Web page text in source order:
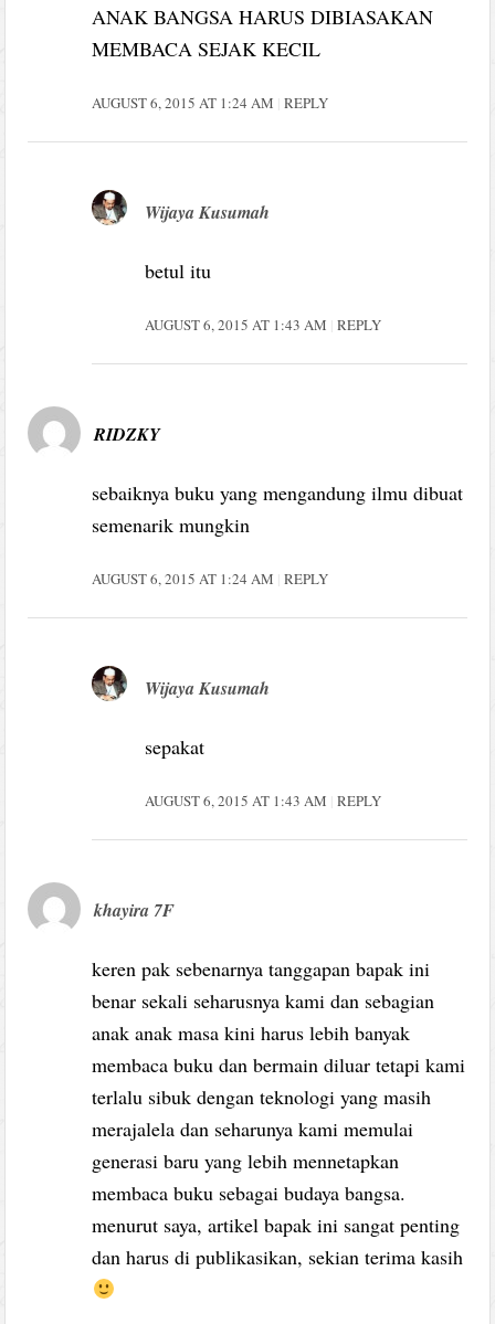
ANAK BANGSA HARUS DIBIASAKAN
MEMBACA SEJAK KECIL
AUGUST 6, 2015 AT 1:24 AM REPLY
Wijaya Kusumah
betul itu
AUGUST 6, 2015 AT 1:43 AM REPLY
RIDZKY
sebaiknya buku yang mengandung ilmu dibuat
semenarik mungkin
AUGUST 6, 2015 AT 1:24 AM REPLY
Wijaya Kusumah
sepakat
AUGUST 6, 2015 AT 1:43 AM REPLY
khayira 7F
keren pak sebenarnya tanggapan bapak ini
benar sekali seharusnya kami dan sebagian
anak anak masa kini harus lebih banyak
membaca buku dan bermain diluar tetapi kami
terlalu sibuk dengan teknologi yang masih
merajalela dan seharunya kami memulai
generasi baru yang lebih mennetapkan
membaca buku sebagai budaya bangsa.
menurut saya, artikel bapak ini sangat penting
dan harus di publikasikan, sekian terima kasih